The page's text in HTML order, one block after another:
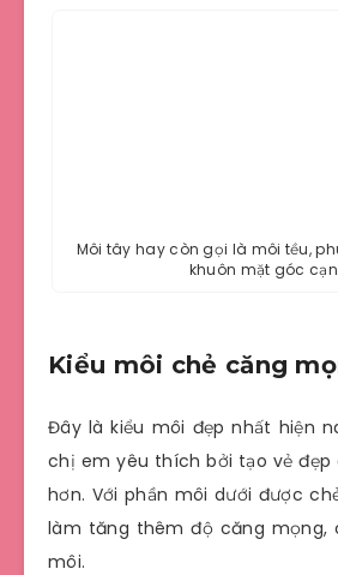
Môi tây hay còn gọi là môi tều,
khuôn mặt góc
Kiểu môi chẻ căng
Đây là kiểu môi đẹp nhất hiện
chị em yêu thích bởi tạo vẻ đẹp
hơn. Với phần môi dưới được
làm tăng thêm độ căng mọng,
môi.